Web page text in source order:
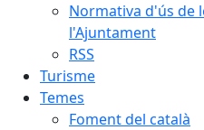
Normativa d'ús de
l'Ajuntament
RSS
Turisme
Temes
Foment del català